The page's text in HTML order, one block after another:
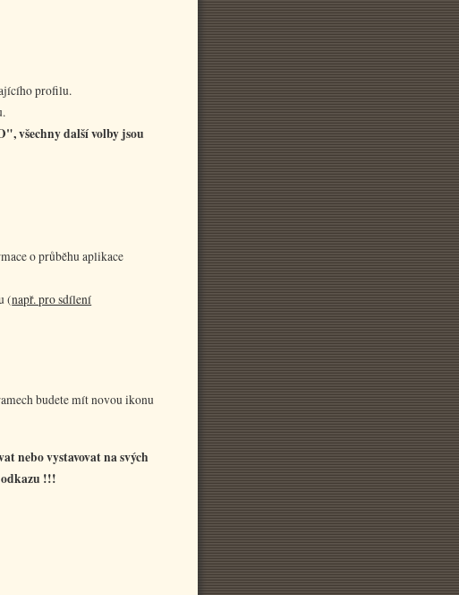
profilu.
všechny další volby jsou
o průběhu aplikace
(např. pro sdílení
budete mít novou ikonu
nebo vystavovat na svých
odkazu !!!